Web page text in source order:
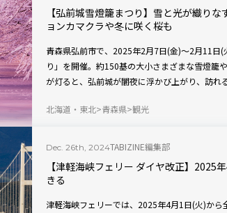
【弘前城雪燈籠まつり】雪と光が織り
ョンカマクラや冬に咲く桜も
青森県弘前市で、2025年2月7日(金)～2月11日
り」を開催。約150基の大小さまざまな雪燈籠
が灯ると、弘前城が闇夜に浮かび上がり、訪れ
北海道・東北 青森県 観光
Dec. 26th, 2024TABIZINE編集部
【津軽海峡フェリー ダイヤ改正】2025
きる
津軽海峡フェリーでは、2025年4月1日(火)か